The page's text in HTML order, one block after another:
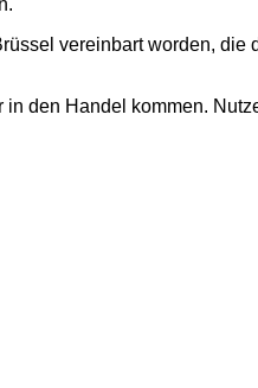
vereinbart worden,
den Handel kommen.